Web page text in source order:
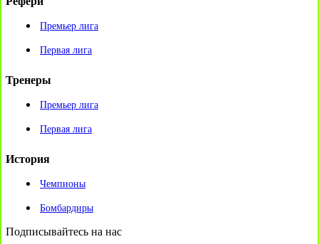
Премьер лига
Первая лига
Тренеры
Премьер лига
Первая лига
История
Чемпионы
Бомбардиры
Подписывайтесь на нас